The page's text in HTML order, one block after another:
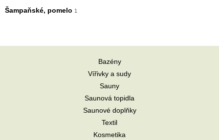
Šampaňské, pomelo 1
Bazény
Vířivky a sudy
Sauny
Saunová topidla
Saunové doplňky
Textil
Kosmetika